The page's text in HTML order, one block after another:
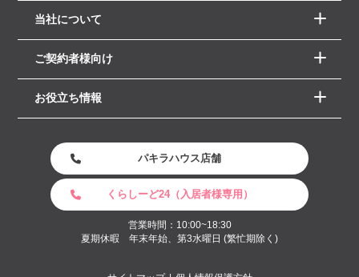
当社について
ご契約者様向け
お役立ち情報
パキラハウス店舗
くらしーど24（入居者様専用）
営業時間：10:00~18:30
夏期休暇 年末年始、第3水曜日 (繁忙期除く)